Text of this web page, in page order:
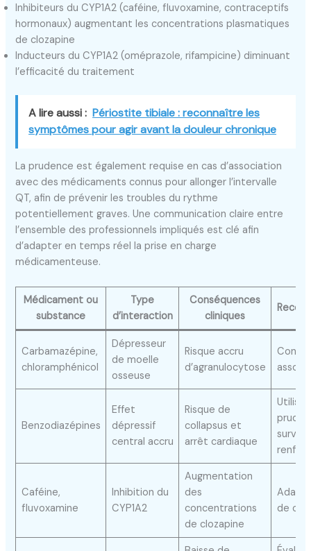
Inhibiteurs du CYP1A2 (caféine, fluvoxamine, contraceptifs
hormonaux) augmentant les concentrations plasmatiques
de clozapine
Inducteurs du CYP1A2 (oméprazole, rifampicine) diminuant
l’efficacité du traitement
A lire aussi : Périostite tibiale : reconnaître les
symptômes pour agir avant la douleur chronique
La prudence est également requise en cas d’association
avec des médicaments connus pour allonger l’intervalle
QT, afin de prévenir les troubles du rythme
potentiellement graves. Une communication claire entre
l’ensemble des professionnels impliqués est clé afin
d’adapter en temps réel la prise en charge
médicamenteuse.
Médicament ou
substance
Type
d’interaction
Conséquences
cliniques
Carbamazépine,
chloramphénicol
Dépresseur
de moelle
osseuse
Risque accru
d’agranulocytose
Benzodiazépines
Effet
dépressif
central accru
Risque de
collapsus et
arrêt cardiaque
Caféine,
fluvoxamine
Inhibition du
CYP1A2
Augmentation
des
concentrations
de clozapine
de